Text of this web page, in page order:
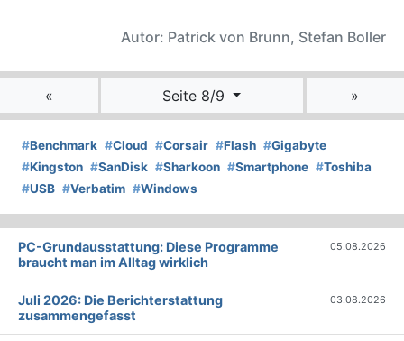
Autor: Patrick von Brunn, Stefan Boller
« Seite 8/9 »
#Benchmark #Cloud #Corsair #Flash #Gigabyte
#Kingston #SanDisk #Sharkoon #Smartphone #Toshiba
#USB #Verbatim #Windows
PC-Grundausstattung: Diese Programme
braucht man im Alltag wirklich
05.08.2026
Juli 2026: Die Bericht­erstattung
zusammengefasst
03.08.2026